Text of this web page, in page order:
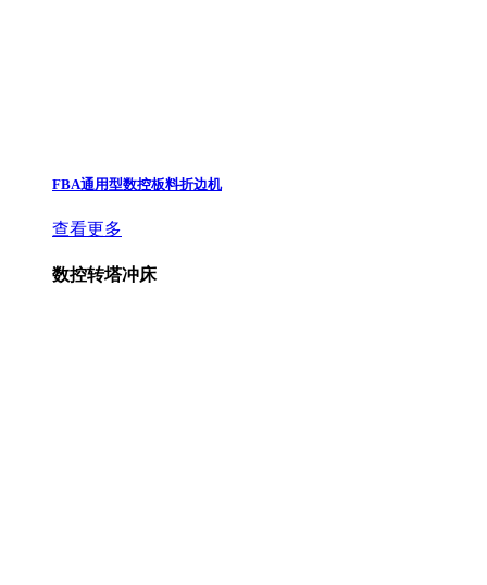
FBA通用型数控板料折边机
查看更多
数控转塔冲床